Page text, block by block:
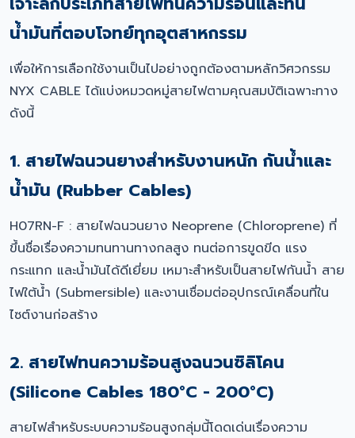
น้ำมันที่ตอบโจทย์ทุกอุตสาหกรรม
เพื่อให้การเลือกใช้งานเป็นไปอย่างถูกต้องตามหลักวิศวกรรม
NYX CABLE ได้แบ่งหมวดหมู่สายไฟตามคุณสมบัติเฉพาะทาง
ดังนี้
1. สายไฟฉนวนยางสำหรับงานหนัก กันน้ำและ
น้ำมัน (Rubber Cables)
H07RN-F : สายไฟฉนวนยาง Neoprene (Chloroprene) ที่
ขึ้นชื่อเรื่องความทนทานทางกลสูง ทนต่อการขูดขีด แรง
กระแทก และน้ำมันได้ดีเยี่ยม เหมาะสำหรับเป็นสายไฟกันน้ำ สาย
ไฟใต้น้ำ (Submersible) และงานเชื่อมต่ออุปกรณ์เคลื่อนที่ใน
ไซต์งานก่อสร้าง
2. สายไฟทนความร้อนสูงฉนวนซิลิโคน
(Silicone Cables 180°C - 200°C)
สายไฟสำหรับระบบความร้อนสูงกลุ่มนี้โดดเด่นเรื่องความ